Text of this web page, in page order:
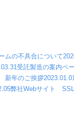
ムの不具合について
受託製造の案内ペ
新年のご挨拶
弊社Webサイト